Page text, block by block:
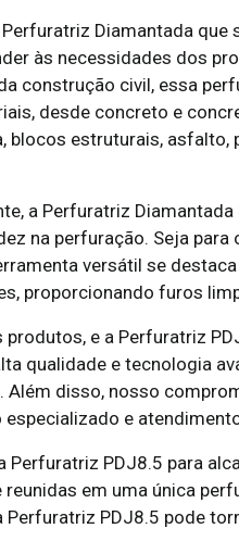
Diamantada que
às necessidades dos
construção civil, essa
desde concreto e
blocos estruturais, asfalto,
a Perfuratriz Diamantada
na perfuração. Seja para
versátil se
proporcionando furos
e a Perfuratriz
qualidade e tecnologia
Além disso, nosso
e
Perfuratriz PDJ8.5 para
em uma única
PDJ8.5 pode